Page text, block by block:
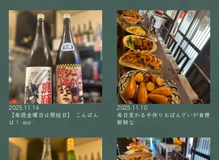
2025.11.14
【毎週金曜日は開栓日】 こんばん
は！ aio…
2025.11.10
毎日変わる手作りおばんざいが自慢
新鮮な…